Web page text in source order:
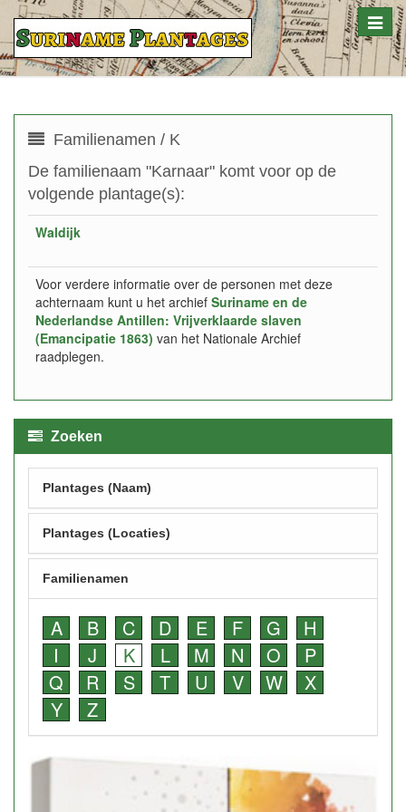
Toggle
Familienamen / K
De familienaam "Karnaar" komt voor op de
volgende plantage(s):
Waldijk
Voor verdere informatie over de personen met deze
achternaam kunt u het archief Suriname en de
Nederlandse Antillen: Vrijverklaarde slaven
(Emancipatie 1863) van het Nationale Archief
raadplegen.
Zoeken
Plantages (Naam)
Plantages (Locaties)
Familienamen
A B C D E F G
H
I
J K L M N O
P
Q
R S T U V W
X
Y
Z